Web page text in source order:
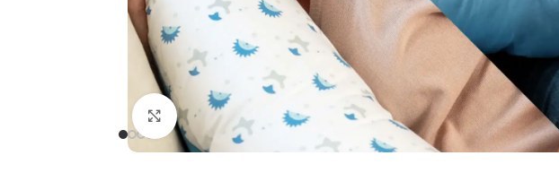
Clicca per ingrandire